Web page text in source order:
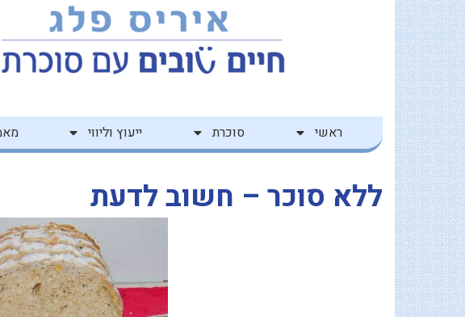
לתוכן
דילוג
לתוכן
ראשי סוכרת ייעוץ וליווי
ללא סוכר – חשוב לדעת